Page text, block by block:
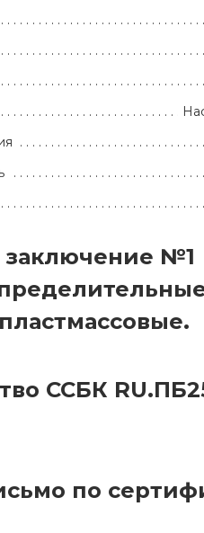
заключение №1
ССБК
по